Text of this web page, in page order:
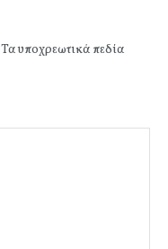
Τα υποχρεωτικά πεδία